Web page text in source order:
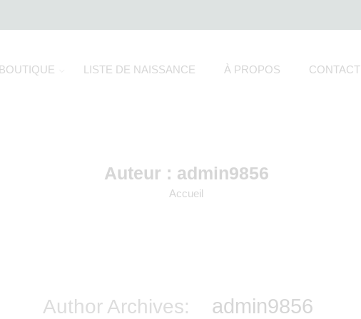
BOUTIQUE LISTE DE NAISSANCE À PROPOS CONTACT
Auteur : admin9856
Accueil
Author Archives: admin9856